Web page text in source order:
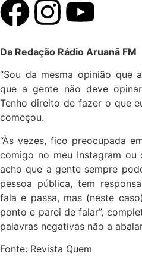
Da Redação Rádio Aruanã FM
“Sou da mesma opinião que
que a gente não deve
Tenho direito de fazer o que
começou.
“Às vezes, fico preocupada
comigo no meu Instagram
acho que a gente sempre
pessoa pública, tem
fala e passa, mas (neste
ponto e parei de falar”,
palavras negativas não a
Fonte: Revista Quem